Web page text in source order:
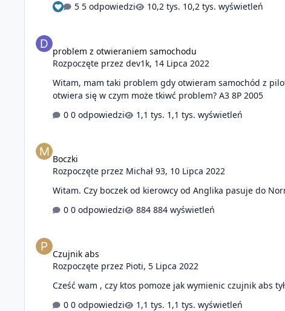
5 odpowiedzi
10,2 tys. wyświetleń
problem z otwieraniem samochodu
Rozpoczęte przezdev1k, 14 Lipca 2022
Witam, mam taki problem gdy otwieram samochód z
otwiera się w czym może tkiwć problem? A3 8P 2005
0 odpowiedzi
1,1 tys. wyświetleń
Boczki
Rozpoczęte przez Michał 93, 10 Lipca 2022
Witam. Czy boczek od kierowcy od Anglika pasuje do
0 odpowiedzi
884 wyświetleń
Czujnik abs
Rozpoczęte przez Pioti,5 Lipca 2022
0 odpowiedzi
1,1 tys. wyświetleń